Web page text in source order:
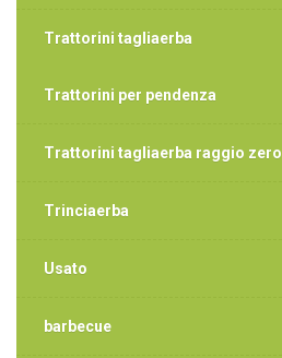
Trattorini tagliaerba
Trattorini per pendenza
Trattorini tagliaerba raggio zero
Trinciaerba
Usato
barbecue